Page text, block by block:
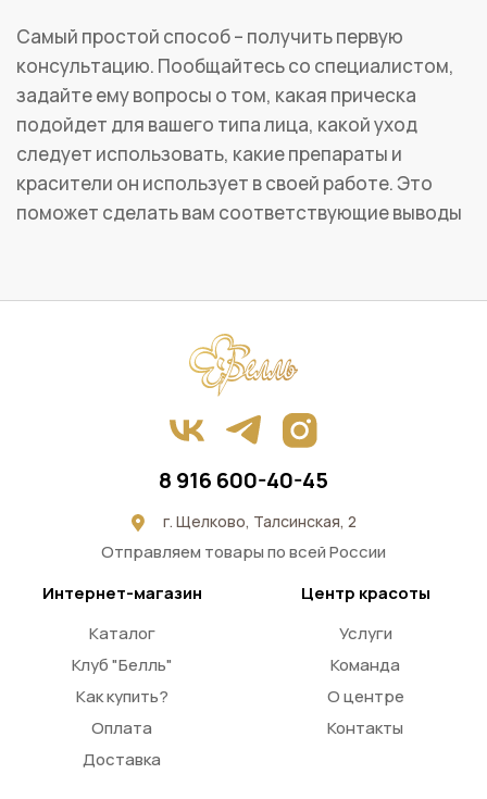
Самый простой способ – получить первую
консультацию. Пообщайтесь со специалистом,
задайте ему вопросы о том, какая прическа
подойдет для вашего типа лица, какой уход
следует использовать, какие препараты и
красители он использует в своей работе. Это
поможет сделать вам соответствующие выводы
специалистом.
Если есть сомнения в профессионализме, смело
спрашивайте про опыт работы. Попросите
предоставить документы об образовании.
Боитесь доверить мастеру радикальную стрижку
или покраску? Пусть он предоставит фото
выполнить сначала несложную процедуру. Часто
клиентами для таких целей выбирается укладка,
уход с использованием масок.
Постарайтесь понять, что именно хотите
получить в результате. Это поможет донести
идею до мастера. Нет уверенности в том, какая
именно стрижка нужна, используй журналы,
интернет для знакомства с новыми течениями.
Центр красоты
Услуги
Команда
О центре
Контакты
Интернет-магазин
Каталог
Клуб "Белль"
Как купить?
Оплата
Доставка
8 916 600-40-45
г. Щелково, Талсинская, 2
Отправляем товары по всей России